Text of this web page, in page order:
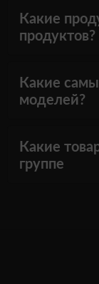
Какие
продуктов?
Какие
моделей?
Какие
группе